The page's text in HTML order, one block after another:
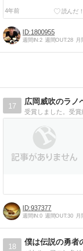
4年前
1800955
週間IN:2 週間OUT:28 月
17
広岡威吹のラノ
受賞しました。受賞
937377
週間IN:0 週間OUT:30 月
18
僕は伝説の勇者